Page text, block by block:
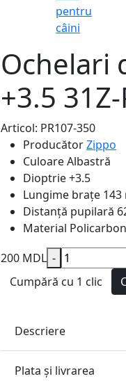
pentru
câini
Ochelari
+3.5
Articol: PR107-350
ProducătorZippo
CuloareAlbastră
Dioptrie+3.5
Lungime brațe 143
Distanță pupilară
Material
200 MDL -
Cumpără cu 1 clic
Descriere
Plata și livrarea